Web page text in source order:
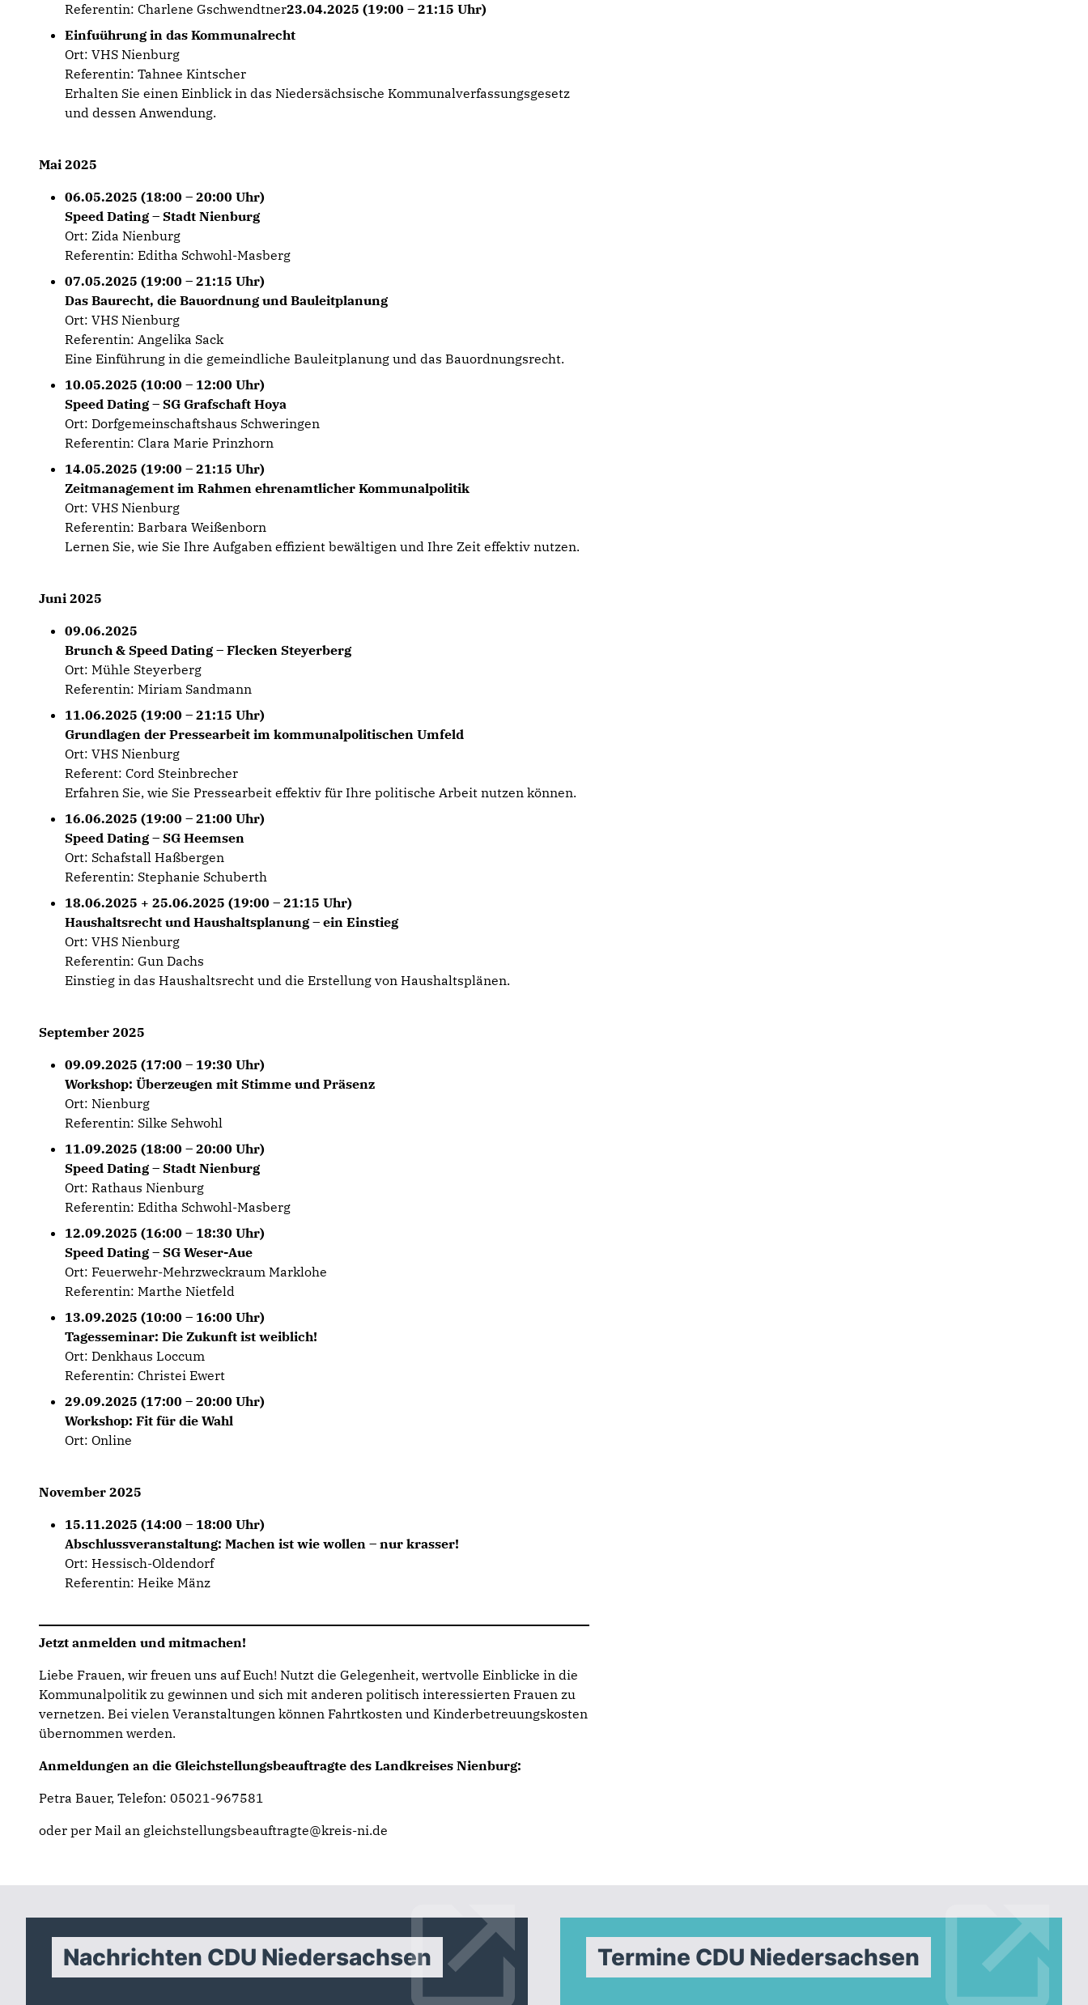
Referentin: Charlene Gschwendtner23.04.2025 (19:00 – 21:15 Uhr)
Einfuührung in das Kommunalrecht
Ort: VHS Nienburg
Referentin: Tahnee Kintscher
Erhalten Sie einen Einblick in das Niedersächsische Kommunalverfassungsgesetz
und dessen Anwendung.
Mai 2025
06.05.2025 (18:00 – 20:00 Uhr)
Speed Dating – Stadt Nienburg
Ort: Zida Nienburg
Referentin: Editha Schwohl-Masberg
07.05.2025 (19:00 – 21:15 Uhr)
Das Baurecht, die Bauordnung und Bauleitplanung
Ort: VHS Nienburg
Referentin: Angelika Sack
Eine Einführung in die gemeindliche Bauleitplanung und das Bauordnungsrecht.
10.05.2025 (10:00 – 12:00 Uhr)
Speed Dating – SG Grafschaft Hoya
Ort: Dorfgemeinschaftshaus Schweringen
Referentin: Clara Marie Prinzhorn
14.05.2025 (19:00 – 21:15 Uhr)
Zeitmanagement im Rahmen ehrenamtlicher Kommunalpolitik
Ort: VHS Nienburg
Referentin: Barbara Weißenborn
Lernen Sie, wie Sie Ihre Aufgaben effizient bewältigen und Ihre Zeit effektiv nutzen.
Juni 2025
09.06.2025
Brunch & Speed Dating – Flecken Steyerberg
Ort: Mühle Steyerberg
Referentin: Miriam Sandmann
11.06.2025 (19:00 – 21:15 Uhr)
Grundlagen der Pressearbeit im kommunalpolitischen Umfeld
Ort: VHS Nienburg
Referent: Cord Steinbrecher
Erfahren Sie, wie Sie Pressearbeit effektiv für Ihre politische Arbeit nutzen können.
16.06.2025 (19:00 – 21:00 Uhr)
Speed Dating – SG Heemsen
Ort: Schafstall Haßbergen
Referentin: Stephanie Schuberth
18.06.2025 + 25.06.2025 (19:00 – 21:15 Uhr)
Haushaltsrecht und Haushaltsplanung – ein Einstieg
Ort: VHS Nienburg
Referentin: Gun Dachs
Einstieg in das Haushaltsrecht und die Erstellung von Haushaltsplänen.
September 2025
09.09.2025 (17:00 – 19:30 Uhr)
Workshop: Überzeugen mit Stimme und Präsenz
Ort: Nienburg
Referentin: Silke Sehwohl
11.09.2025 (18:00 – 20:00 Uhr)
Speed Dating – Stadt Nienburg
Ort: Rathaus Nienburg
Referentin: Editha Schwohl-Masberg
12.09.2025 (16:00 – 18:30 Uhr)
Speed Dating – SG Weser-Aue
Ort: Feuerwehr-Mehrzweckraum Marklohe
Referentin: Marthe Nietfeld
13.09.2025 (10:00 – 16:00 Uhr)
Tagesseminar: Die Zukunft ist weiblich!
Ort: Denkhaus Loccum
Referentin: Christei Ewert
29.09.2025 (17:00 – 20:00 Uhr)
Workshop: Fit für die Wahl
Ort: Online
November 2025
15.11.2025 (14:00 – 18:00 Uhr)
Abschlussveranstaltung: Machen ist wie wollen – nur krasser!
Ort: Hessisch-Oldendorf
Referentin: Heike Mänz
Jetzt anmelden und mitmachen!
Liebe Frauen, wir freuen uns auf Euch! Nutzt die Gelegenheit, wertvolle Einblicke in die
Kommunalpolitik zu gewinnen und sich mit anderen politisch interessierten Frauen zu
vernetzen. Bei vielen Veranstaltungen können Fahrtkosten und Kinderbetreuungskosten
übernommen werden.
Anmeldungen an die Gleichstellungsbeauftragte des Landkreises Nienburg:
Petra Bauer, Telefon: 05021-967581
oder per Mail an gleichstellungsbeauftragte@kreis-ni.de
Nachrichten CDU Niedersachsen Termine CDU Niedersachsen